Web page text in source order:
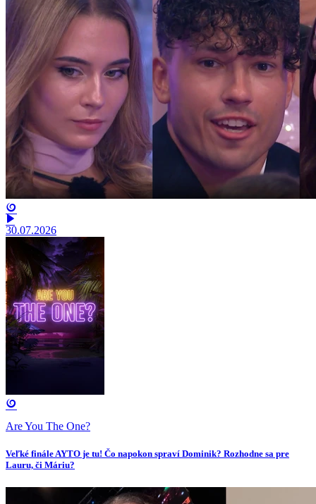
30.07.2026
Are You The One?
Veľké finále AYTO je tu! Čo napokon spraví Dominik? Rozhodne sa pre
Lauru, či Máriu?